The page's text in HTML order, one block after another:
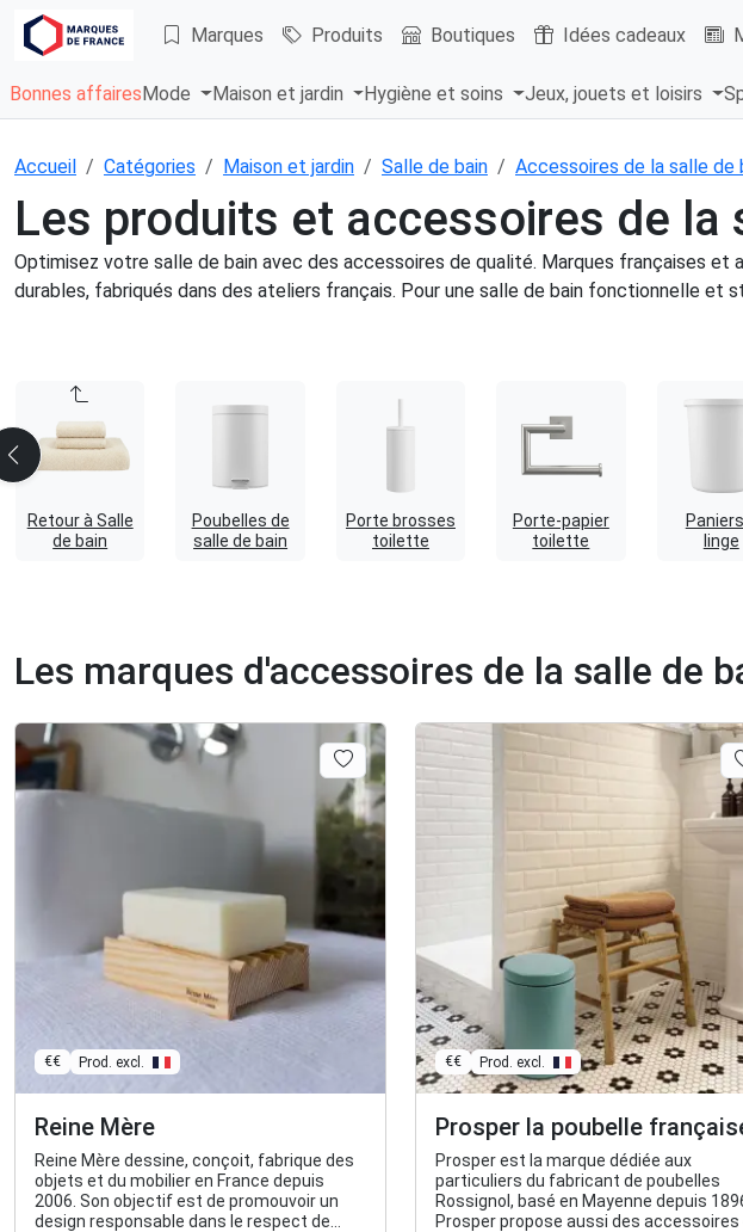
Marques Produits Boutiques Idées cadeaux
Bonnes affaires Mode Maison et jardin Hygiène et soins Jeux, jouets et loisirs
Accueil Catégories Maison et jardin Salle de bain Accessoires de la salle de
Les produits et accessoires de la
Optimisez votre salle de bain avec des accessoires de qualité. Marques françaises et
durables, fabriqués dans des ateliers français. Pour une salle de bain fonctionnelle et
Retour à Salle
de bain
Poubelles de
salle de bain
Porte brosses
toilette
Porte-papier
toilette
linge
Les marques d'accessoires de la salle de
€€ Prod. excl.
Reine Mère
Reine Mère dessine, conçoit, fabrique des
objets et du mobilier en France depuis
2006. Son objectif est de promouvoir un
design responsable dans le respect de
€€ Prod. excl.
Prosper la poubelle
Prosper est la marque dédiée aux
particuliers du fabricant de poubelles
Rossignol, basé en Mayenne depuis
Prosper propose aussi des accessoires